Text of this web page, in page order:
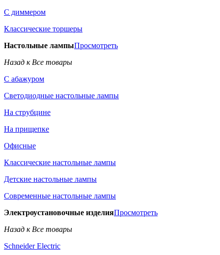
С диммером
Классические торшеры
Настольные лампыПросмотреть
Назад к Все товары
С абажуром
Светодиодные настольные лампы
На струбцине
На прищепке
Офисные
Классические настольные лампы
Детские настольные лампы
Современные настольные лампы
Электроустановочные изделияПросмотреть
Назад к Все товары
Schneider Electric